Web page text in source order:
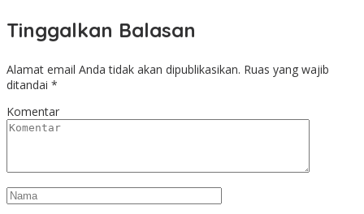
Tinggalkan Balasan
Alamat email Anda tidak akan dipublikasikan. Ruas yang wajib
ditandai *
Komentar